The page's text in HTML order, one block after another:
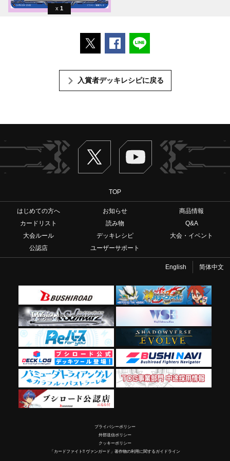
1
ポストするFacebookでシェアする
入賞者デッキレシピに戻る
Twitter ヴァンガードch
TOP
はじめての方へ お知らせ
商品情報
カードリスト
読み物
Q&A
大会ルール
デッキレシピ
大会・イベント
公認店
ユーザーサポート
English 简体中文
プライバシーポリシー
外部送信ポリシー
クッキーポリシー
「カードファイト!! ヴァンガード」著作物の利用に関するガイドライン